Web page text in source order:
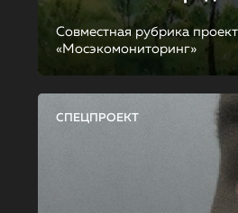
Совместная рубрика
«Мосэкомониторинг»
СПЕЦПРОЕКТ